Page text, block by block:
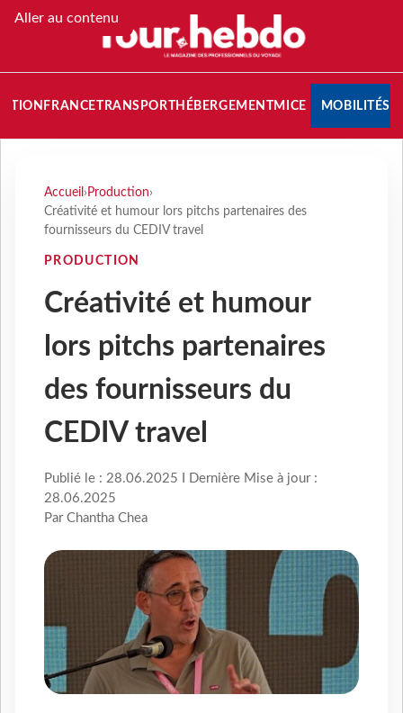
Aller au contenu
FRANCETRANSPORT HÉBERGEMENTMICE MOBILITÉS
Accueil › Production›
Créativité et humour lors pitchs partenaires des
fournisseurs du CEDIV travel
PRODUCTION
Créativité et humour
lors pitchs partenaires
des fournisseurs du
CEDIV travel
Publié le : 28.06.2025 I Dernière Mise à jour :
28.06.2025
Par Chantha Chea